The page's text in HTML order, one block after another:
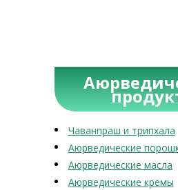
Чаванпраш и трипхала
Аюрведические
Аюрведические масла
Аюрведические кремы